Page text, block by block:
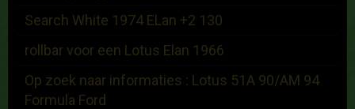
Search White 1974 ELan +2 130
rollbar voor een Lotus Elan 1966
Op zoek naar informaties : Lotus 51A 90/AM 94
Formula Ford